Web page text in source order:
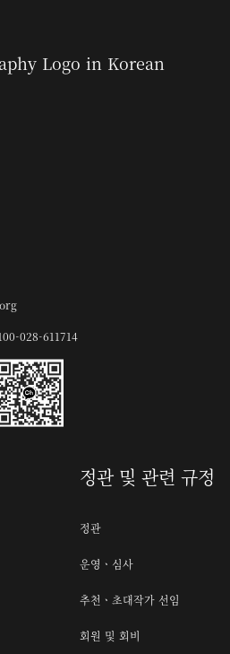
028-611714
정관 및 관련 규정
정관
운영ㆍ심사
추천ㆍ초대작가 선임
회원 및 회비